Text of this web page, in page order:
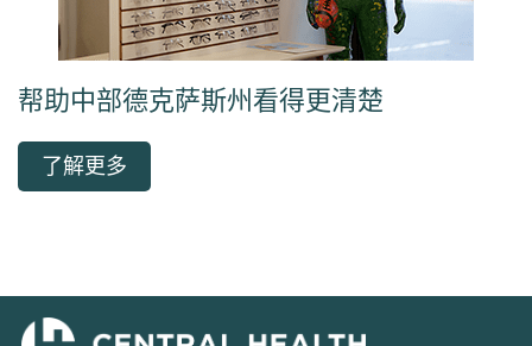
帮助中部德克萨斯州看得更清楚
了解更多